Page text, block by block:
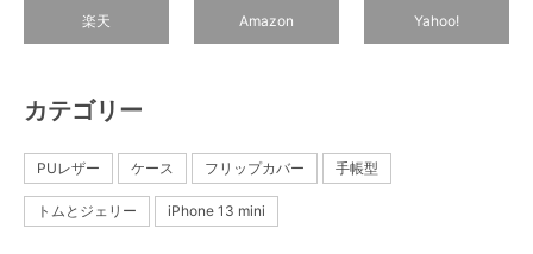
楽天 Amazon Yahoo!
カテゴリー
PUレザー ケース フリップカバー 手帳型
トムとジェリー iPhone 13 mini